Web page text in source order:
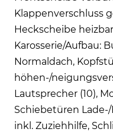
Klappenverschluss
Heckscheibe
Karosserie/Aufbau:
Normaldach,
höhen-/
Lautsprecher (10),
Schiebetüren
inkl. Zuziehhilfe,